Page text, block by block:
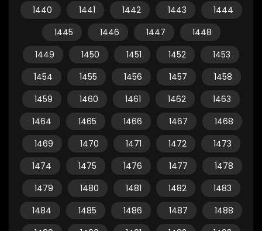
1440
1441 1442 1443
1444
1445
1446 1447
1448
1449
1450 1451 1452
1453
1454
1455 1456 1457
1458
1459
1460 1461 1462
1463
1464
1465 1466 1467
1468
1469
1470 1471 1472
1473
1474
1475 1476 1477
1478
1479
1480 1481 1482
1483
1484
1485 1486 1487
1488